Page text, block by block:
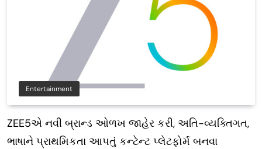
Entertainment
ZEE5એ નવી બ્રાન્ડ ઓળખ જાહેર કરી, અતિ-વ્યક્તિગત,
ભાષાને પ્રાથમિકતા આપતું કન્ટેન્ટ પ્લેટફોર્મ બનવા